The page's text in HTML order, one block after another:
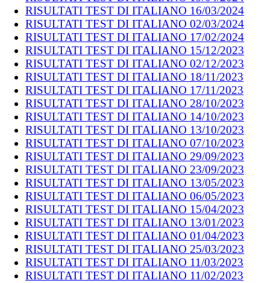
RISULTATI TEST DI ITALIANO 16/03/2024
RISULTATI TEST DI ITALIANO 02/03/2024
RISULTATI TEST DI ITALIANO 17/02/2024
RISULTATI TEST DI ITALIANO 15/12/2023
RISULTATI TEST DI ITALIANO 02/12/2023
RISULTATI TEST DI ITALIANO 18/11/2023
RISULTATI TEST DI ITALIANO 17/11/2023
RISULTATI TEST DI ITALIANO 28/10/2023
RISULTATI TEST DI ITALIANO 14/10/2023
RISULTATI TEST DI ITALIANO 13/10/2023
RISULTATI TEST DI ITALIANO 07/10/2023
RISULTATI TEST DI ITALIANO 29/09/2023
RISULTATI TEST DI ITALIANO 23/09/2023
RISULTATI TEST DI ITALIANO 13/05/2023
RISULTATI TEST DI ITALIANO 06/05/2023
RISULTATI TEST DI ITALIANO 15/04/2023
RISULTATI TEST DI ITALIANO 13/01/2023
RISULTATI TEST DI ITALIANO 01/04/2023
RISULTATI TEST DI ITALIANO 25/03/2023
RISULTATI TEST DI ITALIANO 11/03/2023
RISULTATI TEST DI ITALIANO 11/02/2023